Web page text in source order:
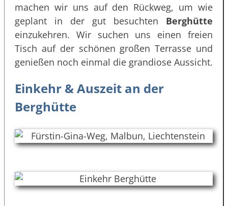
machen wir uns auf den Rückweg, um wie
geplant in der gut besuchten Berghütte
einzukehren. Wir suchen uns einen freien
Tisch auf der schönen großen Terrasse und
genießen noch einmal die grandiose Aussicht.
Einkehr & Auszeit an der
Berghütte